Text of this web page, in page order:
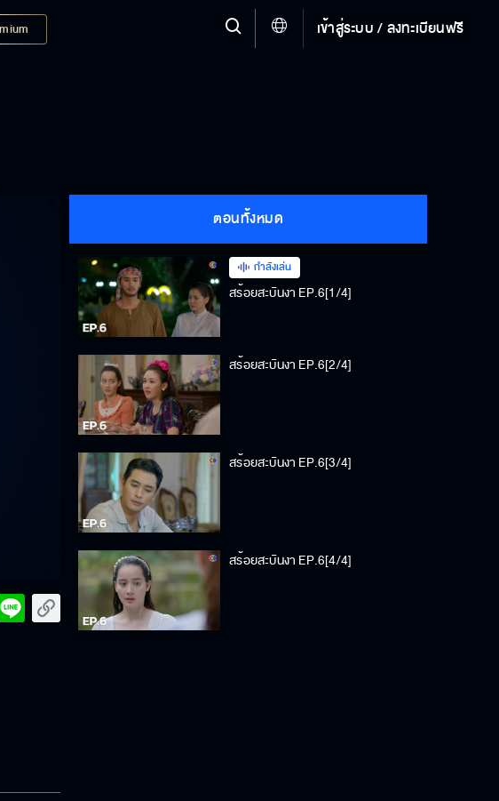
เข้าสู่ระบบ / ลงทะเบียนฟรี
ตอนทั้งหมด
กำลังเล่น
สร้อยสะบันงา EP.6[1/4]
สร้อยสะบันงา EP.6[2/4]
สร้อยสะบันงา EP.6[3/4]
สร้อยสะบันงา EP.6[4/4]